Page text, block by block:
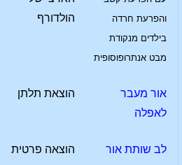
והפרעת חרדה
בילדים מנקודת
מבט אנתרופוסופית
הולדורף
אור מעבר
לאפלה
הוצאת תלתן
לב שותת אור הוצאה פרטית